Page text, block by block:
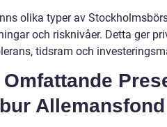
olika typer av
och risknivåer. Detta ger
tidsram och
Omfattande
Allemansfond